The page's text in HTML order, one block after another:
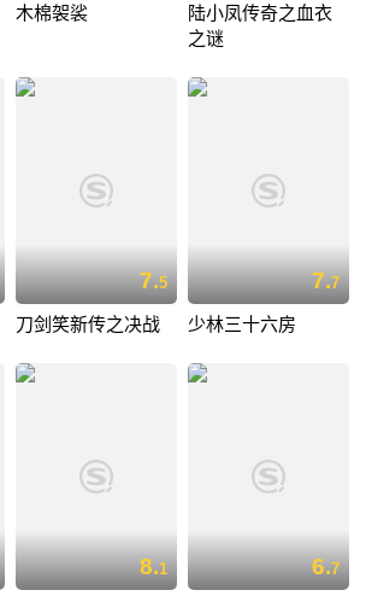
木棉袈裟
陆小凤传奇之血衣
之谜
7.5
刀剑笑新传之决战
7.7
少林三十六房
8.1 6.7